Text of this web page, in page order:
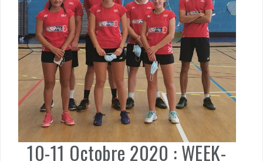
10-11 Octobre 2020 : WEEK-